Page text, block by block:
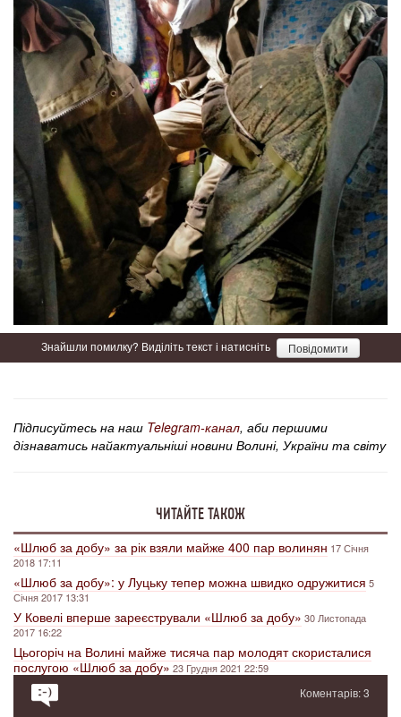
Знайшли помилку? Виділіть текст і натисніть Повідомити
Підписуйтесь на наш Telegram-канал, аби першими
дізнаватись найактуальніші новини Волині, України та світу
ЧИТАЙТЕ ТАКОЖ
«Шлюб за добу» за рік взяли майже 400 пар волинян 17 Січня
2018 17:11
«Шлюб за добу»: у Луцьку тепер можна швидко одружитися 5
Січня 2017 13:31
У Ковелі вперше зареєстрували «Шлюб за добу» 30 Листопада
2017 16:22
Цьогоріч на Волині майже тисяча пар молодят скористалися
послугою «Шлюб за добу»23 Грудня 2021 22:59
Коментарів: 3